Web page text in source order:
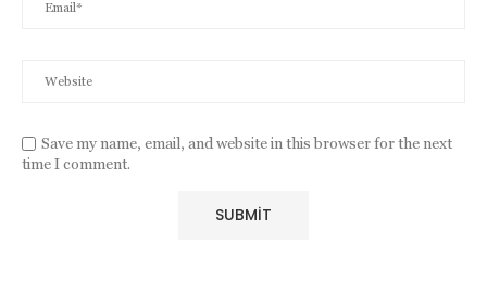
Save my name, email, and website in this browser for the next
time I comment.